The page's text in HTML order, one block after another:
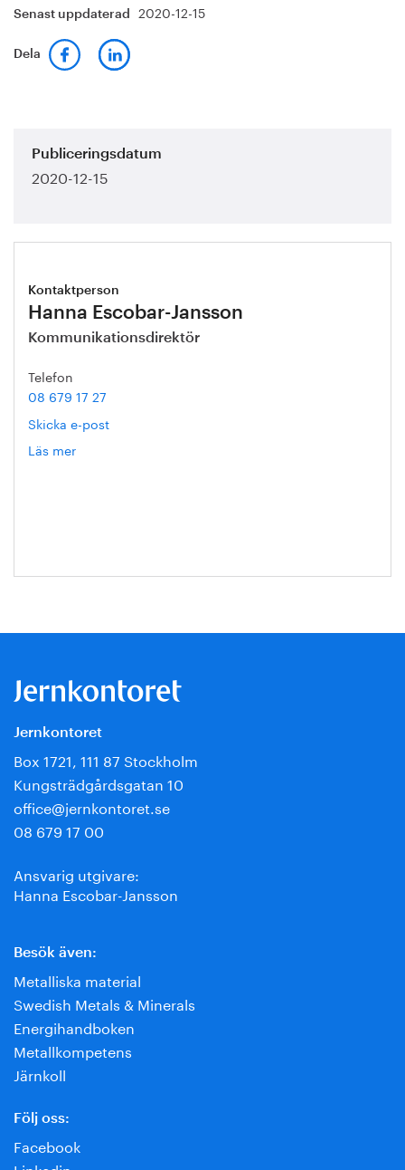
Senast uppdaterad 2020-12-15
Dela
Publiceringsdatum
2020-12-15
Kontaktperson
Hanna Escobar-Jansson
Kommunikationsdirektör
Telefon
08 679 17 27
Skicka e-post
Läs mer
Jernkontoret
Box 1721, 111 87 Stockholm
Kungsträdgårdsgatan 10
office@jernkontoret.se
08 679 17 00
Ansvarig utgivare:
Hanna Escobar-Jansson
Besök även:
Metalliska material
Swedish Metals & Minerals
Energihandboken
Metallkompetens
Järnkoll
Följ oss:
Facebook